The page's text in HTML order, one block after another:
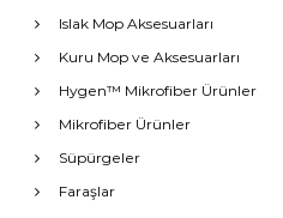
Islak Mop Aksesuarları
Kuru Mop ve Aksesuarları
Hygen™ Mikrofiber Ürünler
Mikrofiber Ürünler
Süpürgeler
Faraşlar